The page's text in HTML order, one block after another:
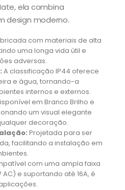
ela combina
design moderno.
com materiais de alta
uma longa vida útil e
adversas.
A classificação IP44 oferece
e água, tornando-a
internos e externos.
em Branco Brilho e
um visual elegante
decoração.
Projetada para ser
facilitando a instalação em
com uma ampla faixa
e suportando até 16A, é